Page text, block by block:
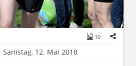
10
12. Mai 2018